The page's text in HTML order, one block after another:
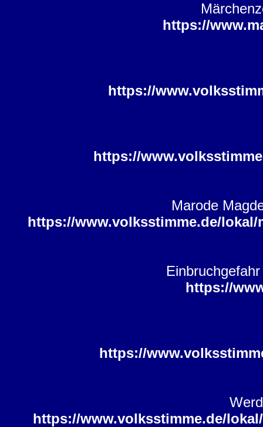
https://
https://
https://
Marode
https://www.volksstimme.de/
https://
https://
https://www.volksstimme.de/